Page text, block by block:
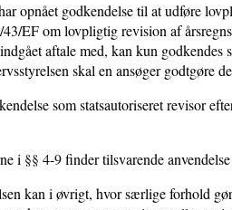
opnået godkendelse til at udføre
EF om lovpligtig revision af
aftale med, kan kun
skal en ansøger godtgøre
som statsautoriseret revisor
i §§ 4-9finder tilsvarende
kan i øvrigt, hvor særlige forhold